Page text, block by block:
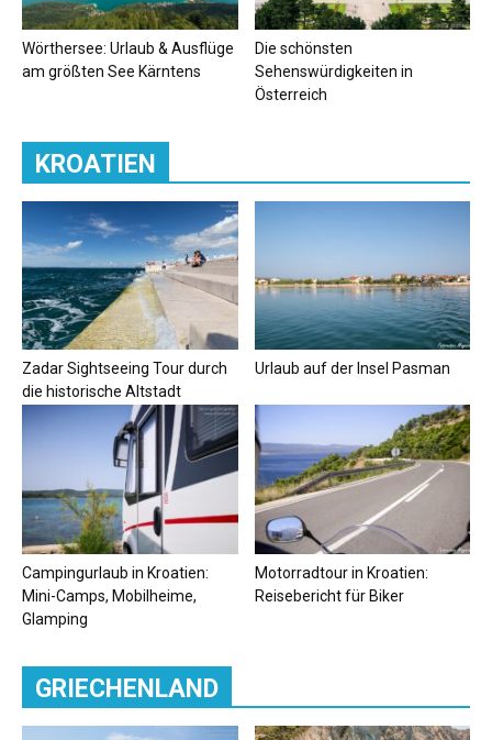
Wörthersee: Urlaub & Ausflüge
am größten See Kärntens
Die schönsten
Sehenswürdigkeiten in
Österreich
KROATIEN
Zadar Sightseeing Tour durch
die historische Altstadt
Urlaub auf der Insel Pasman
Campingurlaub in Kroatien:
Mini-Camps, Mobilheime,
Glamping
Motorradtour in Kroatien:
Reisebericht für Biker
GRIECHENLAND